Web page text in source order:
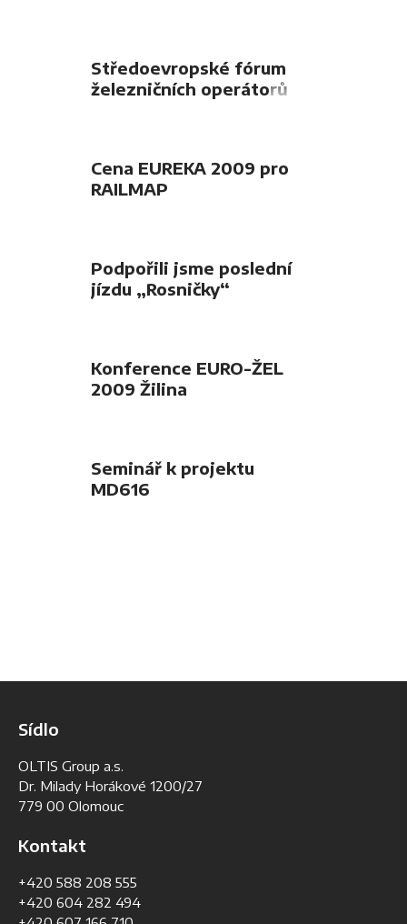
Středoevropské fórum
železničních operátorů
Cena EUREKA 2009 pro
RAILMAP
Podpořili jsme poslední
jízdu „Rosničky“
Konference EURO-ŽEL
2009 Žilina
Seminář k projektu
MD616
Sídlo
OLTIS Group a.s.
Dr. Milady Horákové 1200/27
779 00 Olomouc
Kontakt
+420 588 208 555
+420 604 282 494